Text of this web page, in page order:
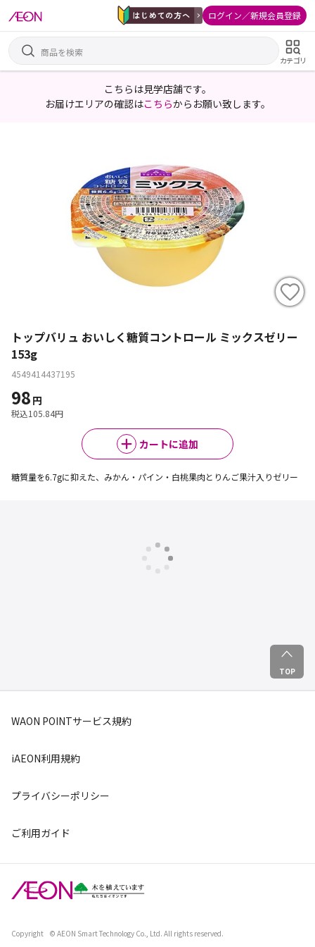
ログイン／新規会員登録
カテゴリ
こちらは見学店舗です。
お届けエリアの確認はこちらからお願い致します。
トップバリュ おいしく糖質コントロール ミックスゼリー
153g
4549414437195
98 円
税込105.84円
カートに追加
糖質量を6.7gに抑えた、みかん・パイン・白桃果肉とりんご果汁入りゼリー
TOP
WAON POINTサービス規約
iAEON利用規約
プライバシーポリシー
ご利用ガイド
Copyright © AEON Smart Technology Co., Ltd. All rights reserved.